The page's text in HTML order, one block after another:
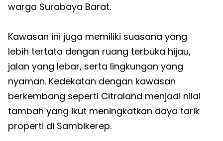
warga Surabaya Barat.
Kawasan ini juga memiliki suasana yang
lebih tertata dengan ruang terbuka hijau,
jalan yang lebar, serta lingkungan yang
nyaman. Kedekatan dengan kawasan
berkembang seperti Citraland menjadi nilai
tambah yang ikut meningkatkan daya tarik
properti di Sambikerep.